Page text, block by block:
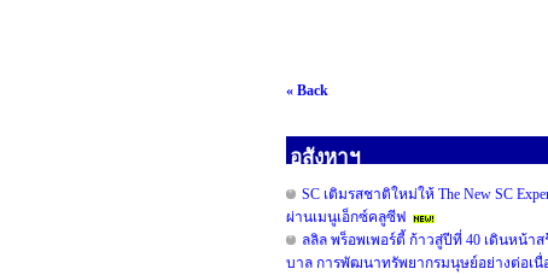
« Back
อสังหาฯ
SC เติมรสชาติใหม่ให้ The New SC
ผ่านเมนูเอ็กซ์คลูซีฟ
ลลิล พร็อพเพอร์ตี้ ก้าวสู่ปีที่ 40 เดินหน้า
บาล การพัฒนาทรัพยากรมนุษย์อย่างต่อเนื่